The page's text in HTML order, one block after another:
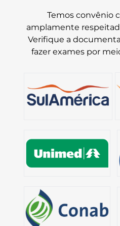
Temos convênio
amplamente
Verifique a
fazer exames por